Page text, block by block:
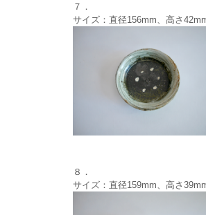
７．
サイズ：直径156mm、高さ
８．
サイズ：直径159mm、高さ